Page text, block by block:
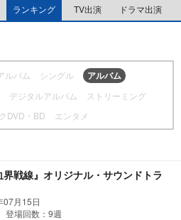
u
t
ランキング TV出演 ドラマ出演
ルバム シングル アルバム
デジタルアルバム
ストリーミング
DVD・BD
エンタメ
戦線』オリジナル・サウンドトラ
07月15日
場回数：9週